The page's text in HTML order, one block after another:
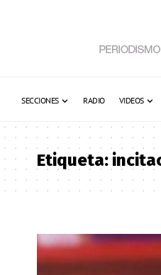
SECCIONES RADIO VIDEOS
Etiqueta: